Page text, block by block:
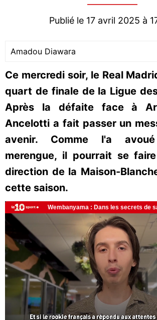
Publié le 17 avril 2025 à
Amadou Diawara
Ce mercredi soir, le Real
quart de finale de la Ligue
Après la défaite face à
Ancelotti a fait passer un
avenir. Comme l'a
merengue, il pourrait se
direction de la Maison-
cette saison.